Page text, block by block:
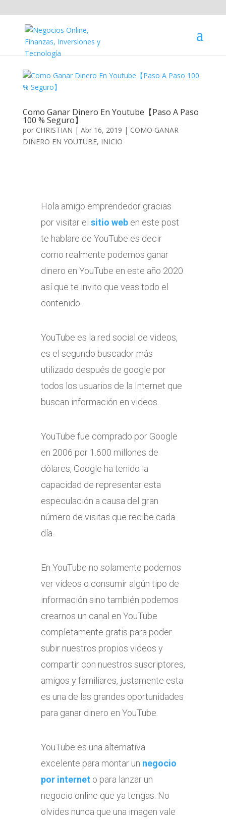
Como Ganar Dinero En Youtube【Paso A Paso
100 % Seguro】
por CHRISTIAN | Abr 16, 2019 | COMO GANAR
DINERO EN YOUTUBE, INICIO
Hola amigo emprendedor gracias
por visitar el sitio weben este post
te hablare de YouTube es decir
como realmente podemos ganar
dinero en YouTube en este año 2020
así que te invito que veas todo el
contenido.
YouTube es la red social de videos,
es el segundo buscador más
utilizado después de google por
todos los usuarios de la Internet que
buscan información en videos.
YouTube fue comprado por Google
en 2006 por 1.600 millones de
dólares, Google ha tenido la
capacidad de representar esta
especulación a causa del gran
número de visitas que recibe cada
día.
En YouTube no solamente podemos
ver videos o consumir algún tipo de
información sino también podemos
crearnos un canal en YouTube
completamente gratis para poder
subir nuestros propios videos y
compartir con nuestros suscriptores,
amigos y familiares, justamente esta
es una de las grandes oportunidades
para ganar dinero en YouTube.
YouTube es una alternativa
excelente para montar un negocio
por internet o para lanzar un
negocio online que ya tengas. No
olvides nunca que una imagen vale